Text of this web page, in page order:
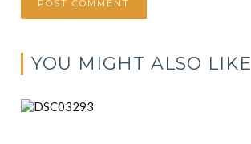
YOU MIGHT ALSO LIKE